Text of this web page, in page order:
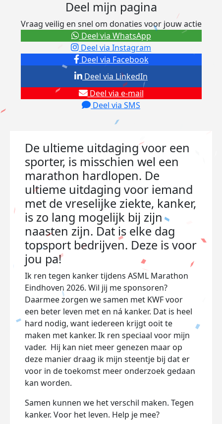
Deel mijn pagina
Vraag veilig en snel om donaties voor jouw actie
Deel via Facebook
Deel via Instagram
Deel via e-mail
Deel via SMS
Deel via LinkedIn
Deel via WhatsApp
De ultieme uitdaging voor een
sporter, is misschien wel een
marathon hardlopen. De
ultieme uitdaging voor iemand
met de vreselijke ziekte, kanker,
is zo lang mogelijk bij zijn
naasten zijn. Dat is elke dag
topsport bedrijven. Deze is voor
jou pa!
Ik ren tegen kanker tijdens ASML Marathon
Eindhoven 2026. Wil jij me sponsoren?
Daarmee zorgen we samen met KWF voor
een beter leven met en ná kanker. Dat is heel
hard nodig, want iedereen krijgt ooit te
maken met kanker. Ik ren speciaal voor mijn
vader. Hij kan niet meer genezen maar op
deze manier draag ik mijn steentje bij dat er
voor in de toekomst meer onderzoek gedaan
kan worden.
Samen kunnen we het verschil maken. Tegen
kanker. Voor het leven. Help je mee?